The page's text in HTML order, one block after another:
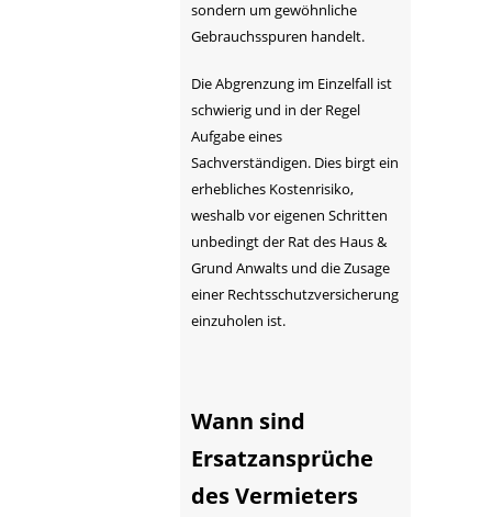
sondern um gewöhnliche
Gebrauchsspuren handelt.
Die Abgrenzung im Einzelfall ist
schwierig und in der Regel
Aufgabe eines
Sachverständigen. Dies birgt ein
erhebliches Kostenrisiko,
weshalb vor eigenen Schritten
unbedingt der Rat des Haus &
Grund Anwalts und die Zusage
einer Rechtsschutzversicherung
einzuholen ist.
Wann sind
Ersatzansprüche
des Vermieters